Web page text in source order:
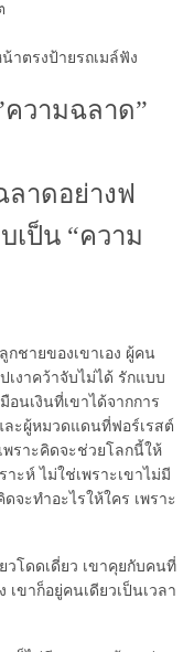
าตรงป้ายรถเมล์ฟัง
ความฉลาด”
ลาดอย่างฟ
เป็น “ความ
ชายของเขาเอง ผู้คน
เงาคว้าจับไม่ได้ รักแบบ
อนเงินที่เขาได้จากการ
ะผู้หมวดแดนที่ฟอร์เรสต์
พราะคิดจะช่วยโลกนี้ให้
ะห์ ไม่ใช่เพราะเขาไม่มี
จะทำอะไรให้ใคร เพราะ
วโดดเดี่ยว เขาคุยกับคนที่
เขาก็อยู่คนเดียวเป็นเวลา